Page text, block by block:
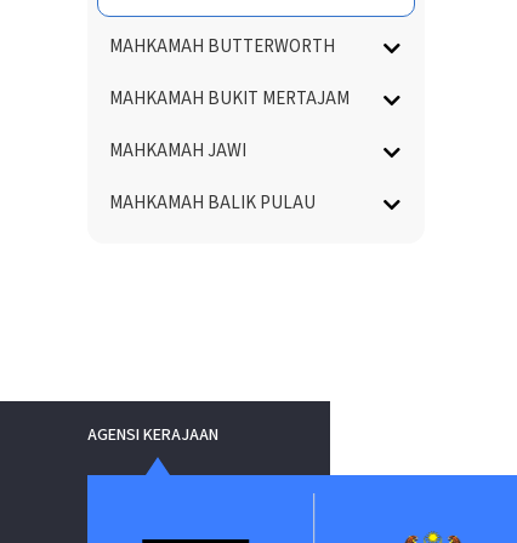
MAHKAMAH BUTTERWORTH
MAHKAMAH BUKIT MERTAJAM
MAHKAMAH JAWI
MAHKAMAH BALIK PULAU
AGENSI KERAJAAN